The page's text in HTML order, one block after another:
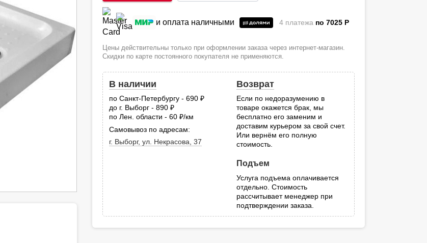
и оплата наличными 4 платежа по 7025 P
Цены действительны только при оформлении заказа через интернет-магазин.
Скидки по карте постоянного покупателя не применяются.
В наличии
по Санкт-Петербургу - 690
до г. Выборг - 890
по Лен. области - 60
руб.
/км
Самовывоз по адресам:
г. Выборг, ул. Некрасова, 37
Возврат
Если по недоразумению в
товаре окажется брак, мы
бесплатно его заменим и
доставим курьером за свой счет.
Или вернём его полную
стоимость.
Подъем
Услуга подъема оплачивается
отдельно. Стоимость
рассчитывает менеджер при
подтверждении заказа.